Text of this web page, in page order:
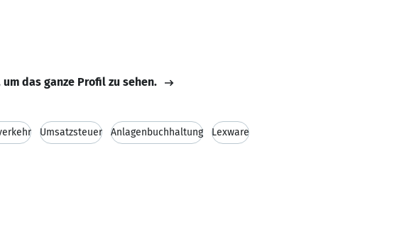
das ganze Profil zu sehen.
Umsatzsteuer Anlagenbuchhaltung Lexware